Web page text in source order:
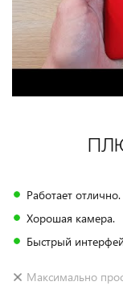
Работает отлично.
Хорошая камера.
Быстрый
Максимально